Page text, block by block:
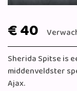
Mute
€ 40
Sherida Spitse is
middenveldster
Ajax.